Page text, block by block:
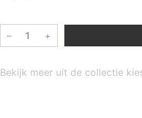
– +
Bekijk meer uit de collectie